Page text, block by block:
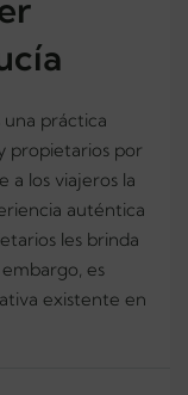
una práctica
propietarios por
a los viajeros la
auténtica
les brinda
es
existente en